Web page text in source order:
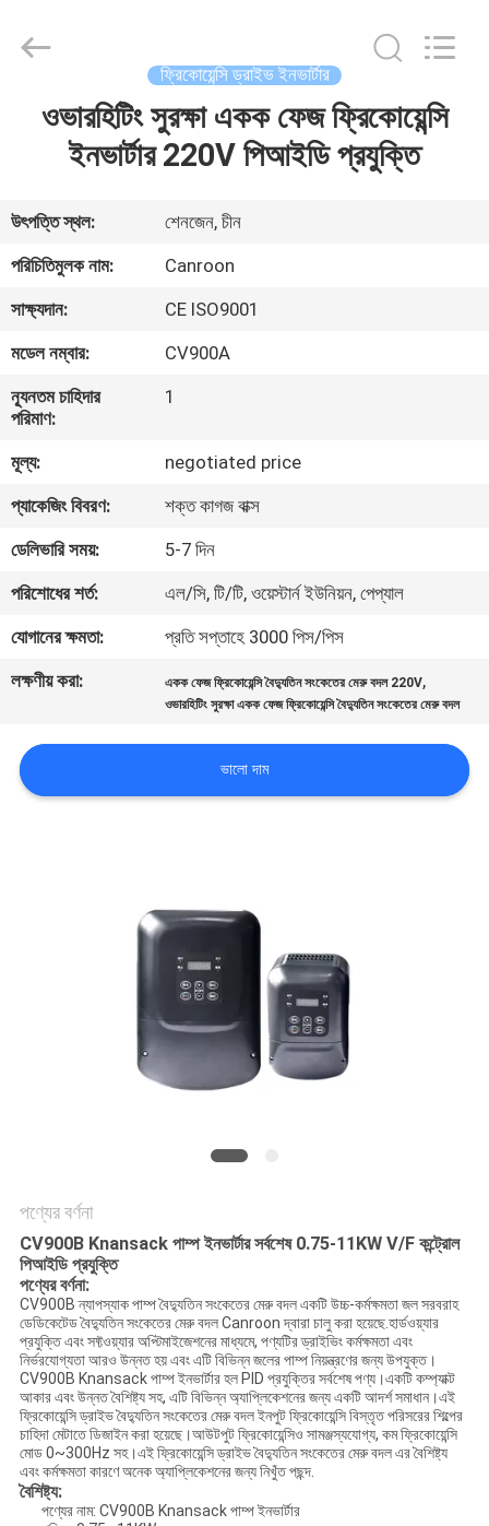
বাড়ি
আমাদের
সম্পর্কে
কারখানা
ভ্রমণ
মান
নিয়ন্ত্রণ
আমাদের
সাথে
যোগাযোগ
করুন
উদ্ধৃতির
জন্য
Appliances
Reserved.
ফ্রিকোয়েন্সি ড্রাইভ ইনভার্টার
ওভারহিটিং সুরক্ষা একক ফেজ ফ্রিকোয়েন্সি
ইনভার্টার 220V পিআইডি প্রযুক্তি
উৎপত্তি স্থল:
শেনজেন, চীন
পরিচিতিমুলক নাম:
Canroon
সাক্ষ্যদান:
CE ISO9001
মডেল নম্বার:
CV900A
ন্যূনতম চাহিদার
পরিমাণ:
1
মূল্য:
negotiated price
প্যাকেজিং বিবরণ:
শক্ত কাগজ বাক্স
ডেলিভারি সময়:
5-7 দিন
পরিশোধের শর্ত:
এল/সি, টি/টি, ওয়েস্টার্ন ইউনিয়ন, পেপ্যাল
যোগানের ক্ষমতা:
প্রতি সপ্তাহে 3000 পিস/পিস
লক্ষণীয় করা:
একক ফেজ ফ্রিকোয়েন্সি বৈদ্যুতিন সংকেতের মেরু বদল 220V,
ওভারহিটিং সুরক্ষা একক ফেজ ফ্রিকোয়েন্সি বৈদ্যুতিন সংকেতের মেরু বদল
ভালো দাম
পণ্যের বর্ণনা
CV900B Knansack পাম্প ইনভার্টার সর্বশেষ 0.75-11KW V/F কন্ট্রোল
পিআইডি প্রযুক্তি
পণ্যের বর্ণনা:
CV900B ন্যাপস্যাক পাম্প বৈদ্যুতিন সংকেতের মেরু বদল একটি উচ্চ-কর্মক্ষমতা জল সরবরাহ
ডেডিকেটেড বৈদ্যুতিন সংকেতের মেরু বদল Canroon দ্বারা চালু করা হয়েছে.হার্ডওয়্যার
প্রযুক্তি এবং সফ্টওয়্যার অপ্টিমাইজেশনের মাধ্যমে, পণ্যটির ড্রাইভিং কর্মক্ষমতা এবং
নির্ভরযোগ্যতা আরও উন্নত হয় এবং এটি বিভিন্ন জলের পাম্প নিয়ন্ত্রণের জন্য উপযুক্ত।
CV900B Knansack পাম্প ইনভার্টার হল PID প্রযুক্তির সর্বশেষ পণ্য।একটি কম্প্যাক্ট
আকার এবং উন্নত বৈশিষ্ট্য সহ, এটি বিভিন্ন অ্যাপ্লিকেশনের জন্য একটি আদর্শ সমাধান।এই
ফ্রিকোয়েন্সি ড্রাইভ বৈদ্যুতিন সংকেতের মেরু বদল ইনপুট ফ্রিকোয়েন্সি বিস্তৃত পরিসরের শিল্পের
চাহিদা মেটাতে ডিজাইন করা হয়েছে।আউটপুট ফ্রিকোয়েন্সিও সামঞ্জস্যযোগ্য, কম ফ্রিকোয়েন্সি
মোড 0~300Hz সহ।এই ফ্রিকোয়েন্সি ড্রাইভ বৈদ্যুতিন সংকেতের মেরু বদল এর বৈশিষ্ট্য
এবং কর্মক্ষমতা কারণে অনেক অ্যাপ্লিকেশনের জন্য নিখুঁত পছন্দ.
বৈশিষ্ট্য:
পণ্যের নাম: CV900B Knansack পাম্প ইনভার্টার